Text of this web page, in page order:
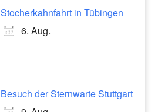
Stocherkahnfahrt in Tübingen
6. Aug.
Besuch der Sternwarte Stuttgart